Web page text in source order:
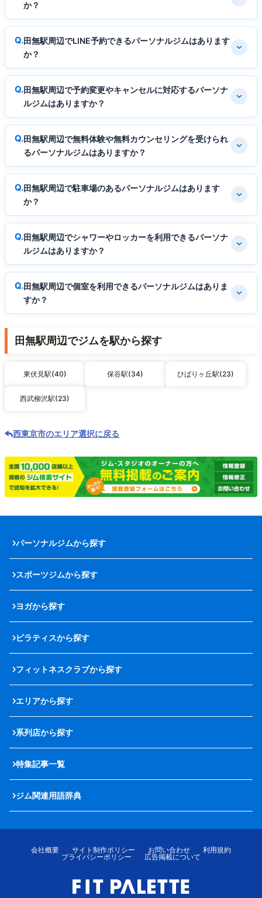
か？
田無駅周辺でLINE予約できるパーソナルジムはあります
か？
田無駅周辺で予約変更やキャンセルに対応するパーソナ
ルジムはありますか？
田無駅周辺で無料体験や無料カウンセリングを受けられ
るパーソナルジムはありますか？
田無駅周辺で駐車場のあるパーソナルジムはあります
か？
田無駅周辺でシャワーやロッカーを利用できるパーソナ
ルジムはありますか？
田無駅周辺で個室を利用できるパーソナルジムはありま
すか？
田無駅周辺でジムを駅から探す
東伏見駅(40) 保谷駅(34) ひばりヶ丘駅(23)
西武柳沢駅(23)
西東京市のエリア選択に戻る
パーソナルジムから探す
スポーツジムから探す
ヨガから探す
ピラティスから探す
フィットネスクラブから探す
エリアから探す
系列店から探す
特集記事一覧
ジム関連用語辞典
会社概要 サイト制作ポリシー お問い合わせ
利用規約
プライバシーポリシー
広告掲載について